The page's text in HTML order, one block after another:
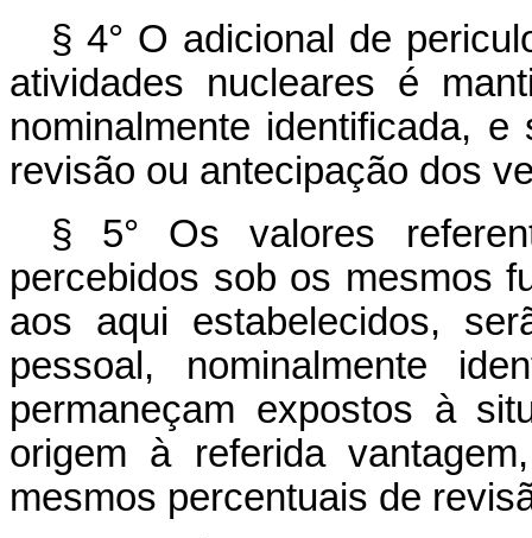
§ 4° O adicional de
atividades nucleares é
nominalmente identificada,
revisão ou antecipação dos
§ 5° Os valores
percebidos sob os mesmos
aos aqui estabelecidos,
pessoal, nominalmente
permaneçam expostos à
origem à referida
mesmos percentuais de